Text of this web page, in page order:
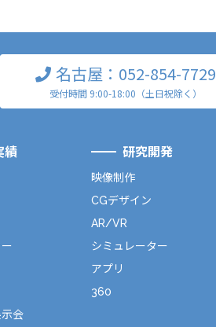
名古屋：052-854-7729
受付時間 9:00-18:00（土日祝除く）
績
会
研究開発
映像制作
CGデザイン
AR/VR
シミュレーター
アプリ
360